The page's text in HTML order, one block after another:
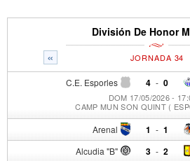
División De Honor
« JORNADA 34
C.E. Esporles 4 - 0
DOM 17/05/2026 -
CAMP MUN SON QUINT (
Arenal 1 - 1
Alcudia "B" 3 - 2